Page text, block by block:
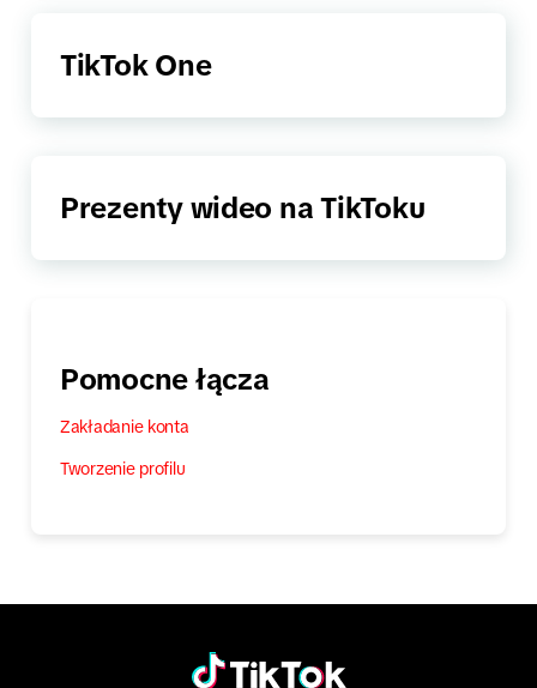
TikTok One
Prezenty wideo na TikToku
Pomocne łącza
Zakładanie konta
Tworzenie profilu